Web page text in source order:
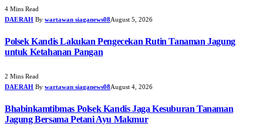
4 Mins Read
DAERAH By wartawan siaganews08August 5, 2026
Polsek Kandis Lakukan Pengecekan Rutin Tanaman Jagung
untuk Ketahanan Pangan
2 Mins Read
DAERAH By wartawan siaganews08August 4, 2026
Bhabinkamtibmas Polsek Kandis Jaga Kesuburan Tanaman
Jagung Bersama Petani Ayu Makmur